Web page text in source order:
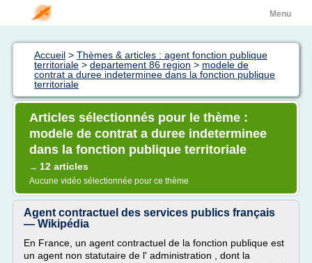
Menu
Accueil > Thèmes & articles : agent fonction publique
territoriale > departement 86 region > modele de
contrat a duree indeterminee dans la fonction publique
territoriale
Articles sélectionnés pour le thème :
modele de contrat a duree indeterminee
dans la fonction publique territoriale
→ 12 articles
Aucune vidéo sélectionnée pour ce thème
Agent contractuel des services publics français
— Wikipédia
En France, un agent contractuel de la fonction publique est
un agent non statutaire de l' administration , dont la